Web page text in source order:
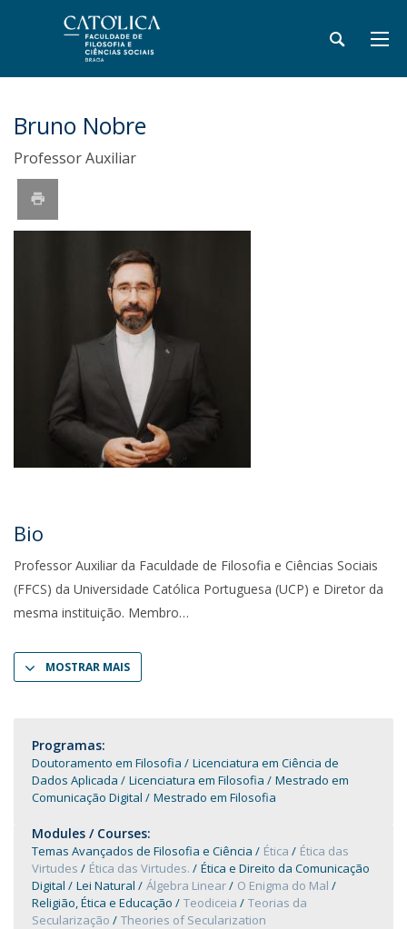
Bruno Nobre
Professor Auxiliar
Bio
Professor Auxiliar da Faculdade de Filosofia e Ciências Sociais
(FFCS) da Universidade Católica Portuguesa (UCP) e Diretor da
mesma instituição. Membro
MOSTRAR MAIS
Programas:
Doutoramento em Filosofia
Licenciatura em Ciência de
Dados Aplicada
Licenciatura em Filosofia
Mestrado em
Comunicação Digital
Mestrado em Filosofia
Modules / Courses:
Temas Avançados de Filosofia e Ciência Ética
Ética das
Virtudes
Ética das Virtudes.
Ética e Direito da Comunicação
Digital
Lei Natural Álgebra Linear
O Enigma do Mal
Religião, Ética e Educação
Teodiceia
Teorias da
Secularização
Theories of Secularization